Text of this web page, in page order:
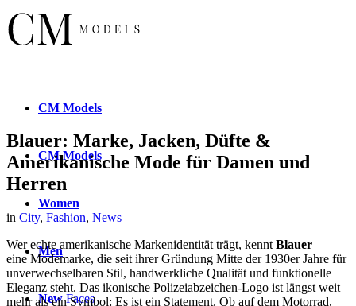
CM Models
CMModels
Women
Men
NewFaces
Blauer: Marke, Jacken, Düfte &
Amerikanische Mode für Damen und
Herren
in City, Fashion, News
Wer echte amerikanische Markenidentität trägt, kennt Blauer —
eine Modemarke, die seit ihrer Gründung Mitte der 1930er Jahre für
unverwechselbaren Stil, handwerkliche Qualität und funktionelle
Eleganz steht. Das ikonische Polizeiabzeichen-Logo ist längst weit
mehr als ein Symbol: Es ist ein Statement. Ob auf dem Motorrad,